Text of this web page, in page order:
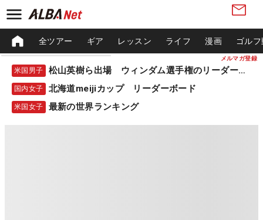
メルマガ登録
全ツアー ギア レッスン ライフ 漫画 ゴル
米国男子 松山英樹ら出場 ウィンダム選手権のリーダーボード
国内女子 北海道meijiカップ リーダーボード
米国女子 最新の世界ランキング